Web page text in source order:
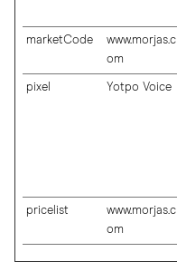
marketCode
www.morjas.c
om
pixel Yotpo Voice
pricelist
www.morjas.c
om